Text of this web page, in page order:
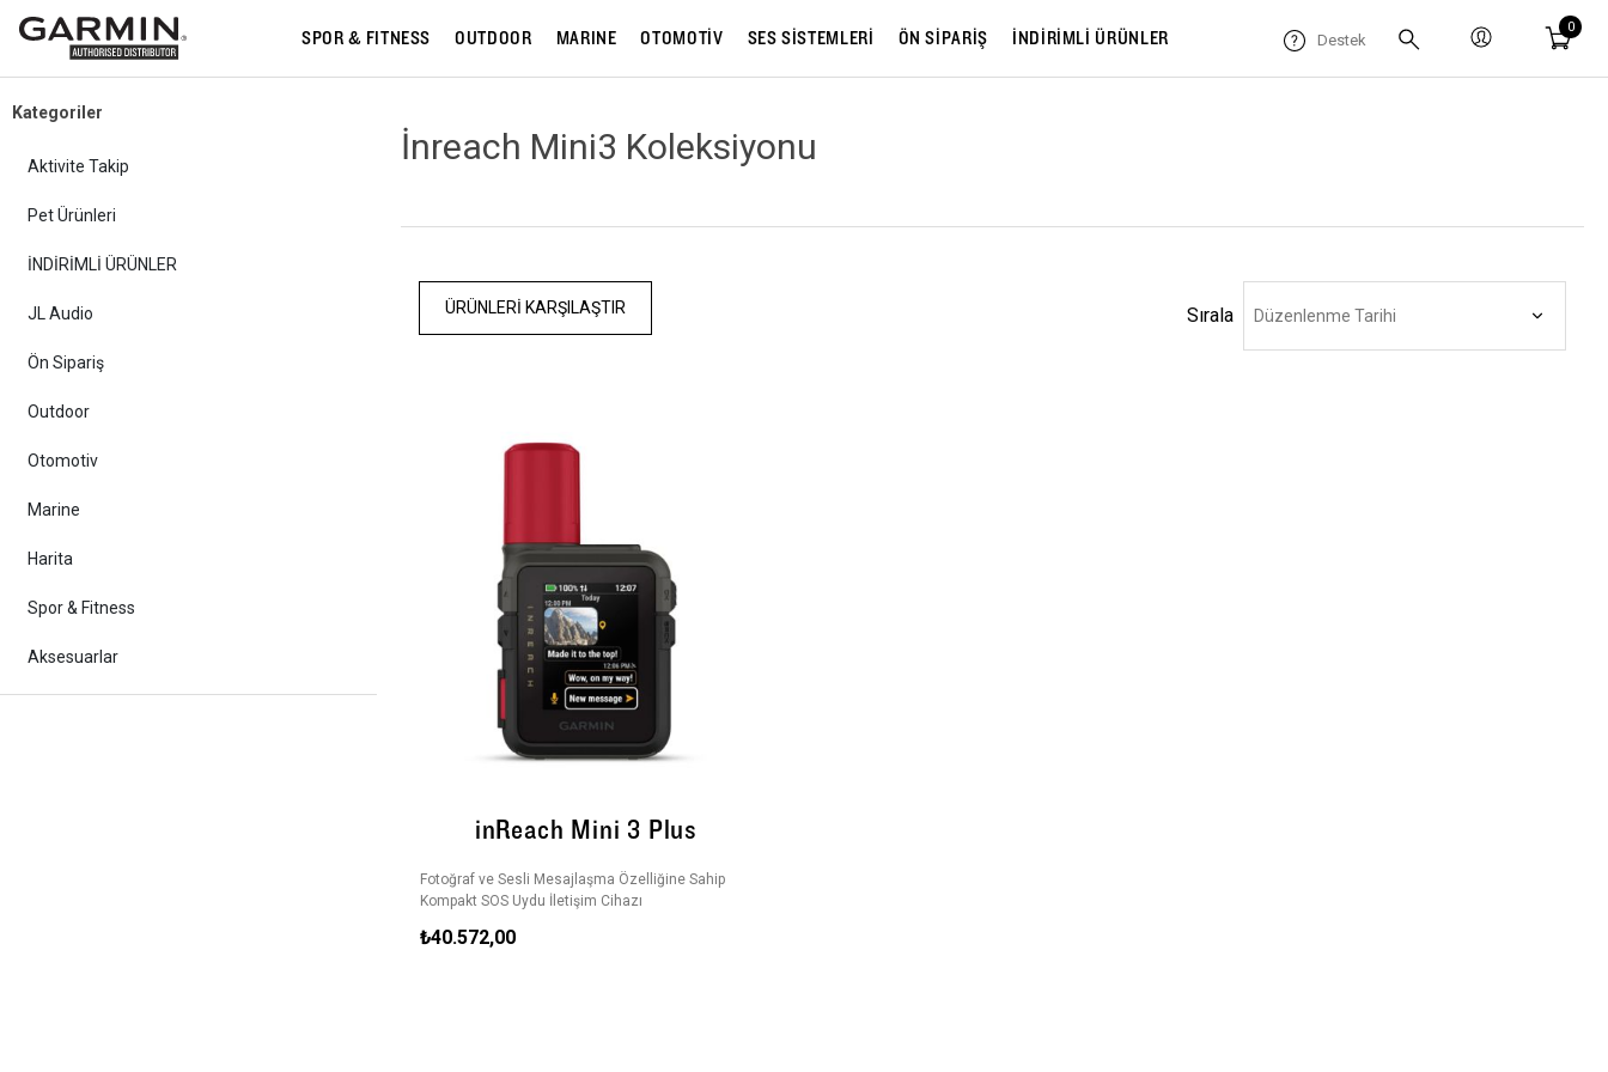
SPOR & FITNESS OUTDOOR MARINE OTOMOTİV SES SİSTEMLERİ ÖN SİPARİŞ İNDİRİMLİ ÜRÜNLER Destek
0
Kategoriler
Aktivite Takip
Pet Ürünleri
İNDİRİMLİ ÜRÜNLER
JL Audio
Ön Sipariş
Outdoor
Otomotiv
Marine
Harita
Spor & Fitness
Aksesuarlar
İnreach Mini3 Koleksiyonu
ÜRÜNLERI KARŞILAŞTIR Sırala
inReach Mini 3 Plus
Fotoğraf ve Sesli Mesajlaşma Özelliğine Sahip
Kompakt SOS Uydu İletişim Cihazı
₺40.572,00